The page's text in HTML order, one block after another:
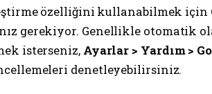
özelliğini kullanabilmek için
gerekiyor. Genellikle otomatik
isterseniz, Ayarlar > Yardım >
denetleyebilirsiniz.